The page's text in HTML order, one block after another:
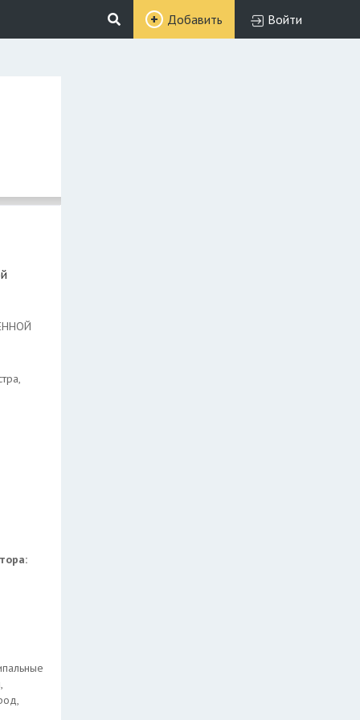
Добавить Войти